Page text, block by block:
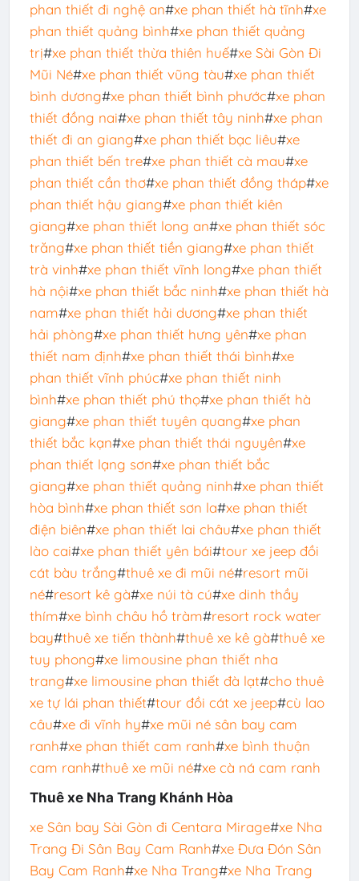
phan thiết đi nghệ an#xe phan thiết hà tĩnh#xe
phan thiết quảng bình#xe phan thiết quảng
trị#xe phan thiết thừa thiên huế#xe Sài Gòn Đi
Mũi Né#xe phan thiết vũng tàu#xe phan thiết
bình dương#xe phan thiết bình phước#xe phan
thiết đồng nai#xe phan thiết tây ninh#xe phan
thiết đi an giang#xe phan thiết bạc liêu#xe
phan thiết bến tre#xe phan thiết cà mau#xe
phan thiết cần thơ#xe phan thiết đồng tháp#xe
phan thiết hậu giang#xe phan thiết kiên
giang#xe phan thiết long an#xe phan thiết sóc
trăng#xe phan thiết tiền giang#xe phan thiết
trà vinh#xe phan thiết vĩnh long#xe phan thiết
hà nội#xe phan thiết bắc ninh#xe phan thiết hà
nam#xe phan thiết hải dương#xe phan thiết
hải phòng#xe phan thiết hưng yên#xe phan
thiết nam định#xe phan thiết thái bình#xe
phan thiết vĩnh phúc#xe phan thiết ninh
bình#xe phan thiết phú thọ#xe phan thiết hà
giang#xe phan thiết tuyên quang#xe phan
thiết bắc kạn#xe phan thiết thái nguyên#xe
phan thiết lạng sơn#xe phan thiết bắc
giang#xe phan thiết quảng ninh#xe phan thiết
hòa bình#xe phan thiết sơn la#xe phan thiết
điện biên#xe phan thiết lai châu#xe phan thiết
lào cai#xe phan thiết yên bái#tour xe jeep đồi
cát bàu trắng#thuê xe đi mũi né#resort mũi
né#resort kê gà#xe núi tà cú#xe dinh thầy
thím#xe bình châu hồ tràm#resort rock water
bay#thuê xe tiến thành#thuê xe kê gà#thuê xe
tuy phong#xe limousine phan thiết nha
trang#xe limousine phan thiết đà lạt#cho thuê
xe tự lái phan thiết#tour đồi cát xe jeep#cù lao
câu#xe đi vĩnh hy#xe mũi né sân bay cam
ranh#xe phan thiết cam ranh#xe bình thuận
cam ranh#thuê xe mũi né#xe cà ná cam ranh
Thuê xe Nha Trang Khánh Hòa
xe Sân bay Sài Gòn đi Centara Mirage#xe Nha
Trang Đi Sân Bay Cam Ranh#xe Đưa Đón Sân
Bay Cam Ranh#xe Nha Trang#xe Nha Trang